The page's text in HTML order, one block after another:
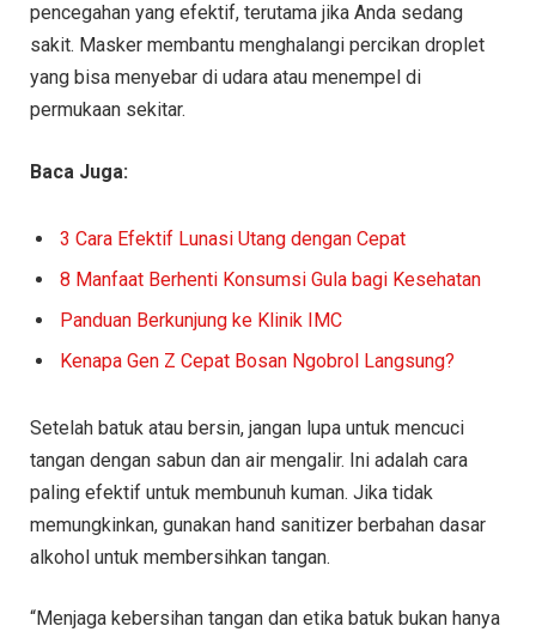
pencegahan yang efektif, terutama jika Anda sedang
sakit. Masker membantu menghalangi percikan droplet
yang bisa menyebar di udara atau menempel di
permukaan sekitar.
Baca Juga:
3 Cara Efektif Lunasi Utang dengan Cepat
8 Manfaat Berhenti Konsumsi Gula bagi Kesehatan
Panduan Berkunjung ke Klinik IMC
Kenapa Gen Z Cepat Bosan Ngobrol Langsung?
Setelah batuk atau bersin, jangan lupa untuk mencuci
tangan dengan sabun dan air mengalir. Ini adalah cara
paling efektif untuk membunuh kuman. Jika tidak
memungkinkan, gunakan hand sanitizer berbahan dasar
alkohol untuk membersihkan tangan.
“Menjaga kebersihan tangan dan etika batuk bukan hanya